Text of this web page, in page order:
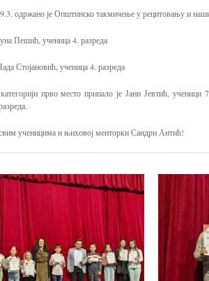
одржано је Општинско такмичење у рецитовању и
Пешић, ученица 4. разреда
Стојановић, ученица 4. разреда
прво место припало је Јани Јевтић,
ученицима и њиховој менторки Сандри Антић!